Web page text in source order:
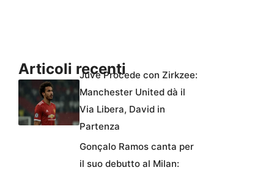
Articoli recentiJuve Procede con Zirkzee:
Manchester United dà il
Via Libera, David in
Partenza
Gonçalo Ramos canta per
il suo debutto al Milan: